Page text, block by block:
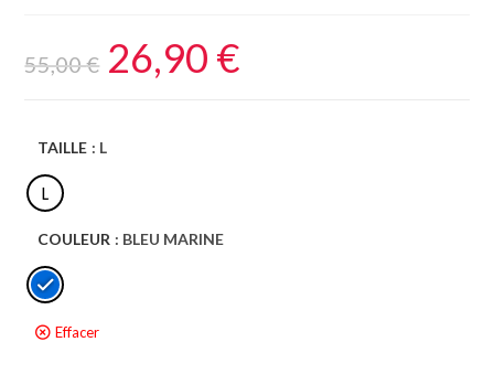
55,00€ 26,90 €
TAILLE : L
L
COULEUR : BLEU MARINE
Effacer